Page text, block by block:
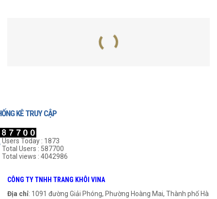
Gối UCF 205
999₫ 999 ₫
KÊ TRUY CẬP
Users Today : 1873
Total Users : 587700
Total views : 4042986
CÔNG TY TNHH TRANG KHÔI VINA
Địa chỉ: 1091 đường Giải Phóng, Phường Hoàng Mai, Thành phố Hà